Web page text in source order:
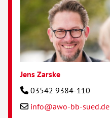
Jens Zarske
03542 9384-110
info@awo-bb-sued.de